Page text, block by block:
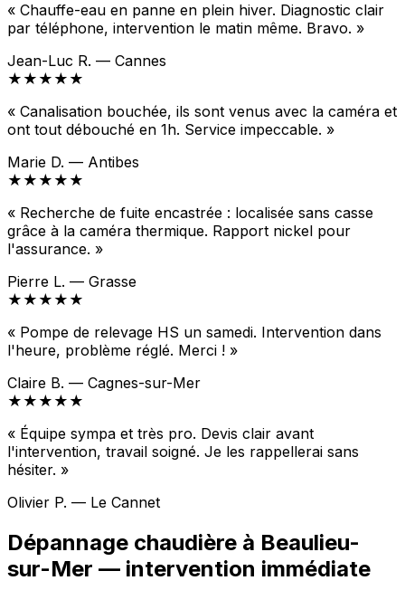
« Chauffe-eau en panne en plein hiver. Diagnostic clair
par téléphone, intervention le matin même. Bravo. »
Jean-Luc R. — Cannes
★★★★★
« Canalisation bouchée, ils sont venus avec la caméra et
ont tout débouché en 1h. Service impeccable. »
Marie D. — Antibes
★★★★★
« Recherche de fuite encastrée : localisée sans casse
grâce à la caméra thermique. Rapport nickel pour
l'assurance. »
Pierre L. — Grasse
★★★★★
« Pompe de relevage HS un samedi. Intervention dans
l'heure, problème réglé. Merci ! »
Claire B. — Cagnes-sur-Mer
★★★★★
« Équipe sympa et très pro. Devis clair avant
l'intervention, travail soigné. Je les rappellerai sans
hésiter. »
Olivier P. — Le Cannet
Dépannage chaudière à Beaulieu-
sur-Mer — intervention immédiate